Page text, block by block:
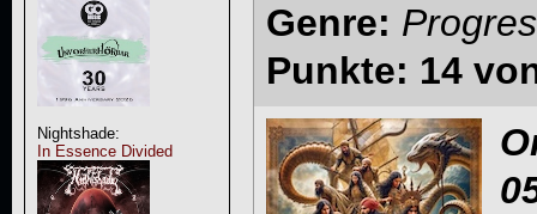
Nightshade:
In Essence Divided
Genre:
Punkte: 14